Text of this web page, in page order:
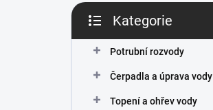
P
s
kategorie
Kategorie
Potrubní rozvody
Čerpadla a úprava vody
Topení a ohřev vody